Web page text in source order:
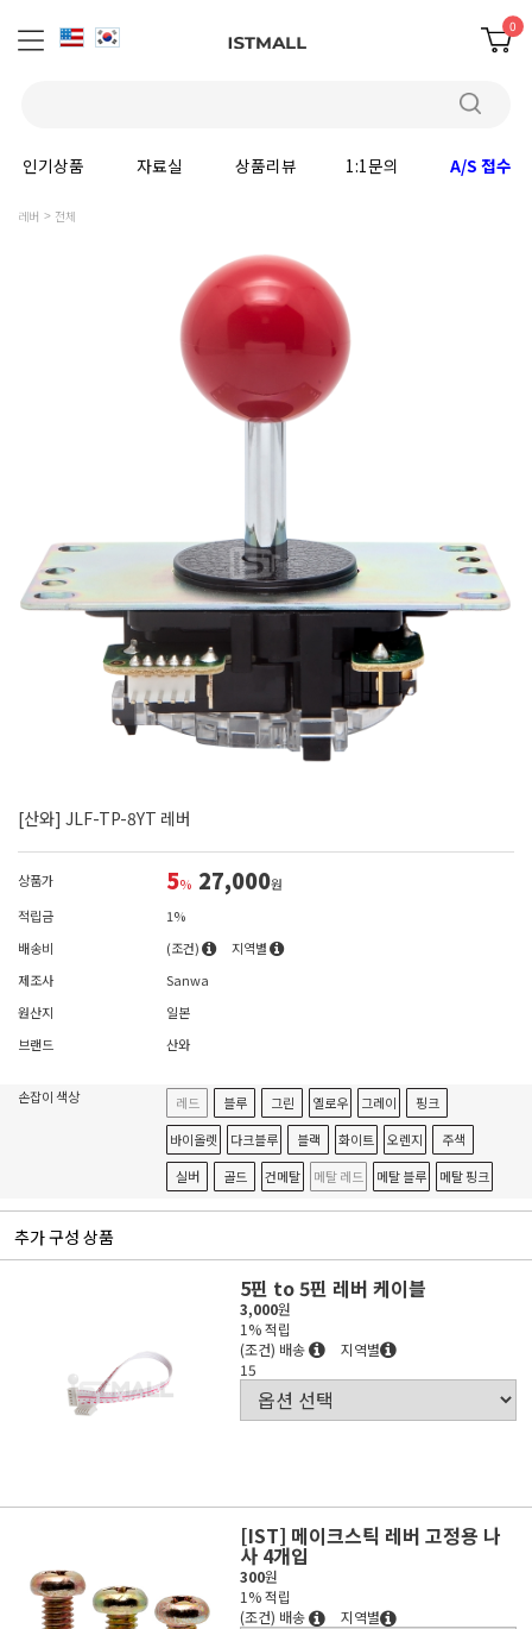
0
인기상품 자료실 상품리뷰 1:1문의 A/S 접수
레버 전체
[산와] JLF-TP-8YT 레버
상품가 5% 27,000원
적립금
1%
배송비
(조건)
지역별
제조사
Sanwa
원산지
일본
브랜드
산와
손잡이 색상 레드 블루 그린 옐로우 그레이
핑크
바이올렛
다크블루 블랙 화이트 오렌지
주색
실버
골드 건메탈 메탈 레드 메탈 블루 메탈 핑크
추가 구성 상품
5핀 to 5핀 레버 케이블
3,000원
1% 적립
(조건) 배송
지역별
15
[IST] 메이크스틱 레버 고정용 나
사 4개입
300원
1% 적립
(조건) 배송
지역별